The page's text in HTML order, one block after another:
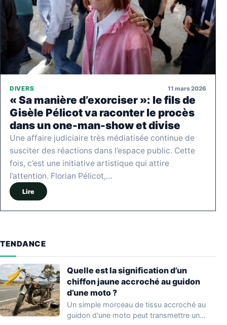
DIVERS 11 mars 2026
« Sa manière d’exorciser »: le fils de
Gisèle Pélicot va raconter le procès
dans un one-man-show et divise
Une affaire judiciaire très médiatisée continue de
susciter des réactions dans l’espace public. Cette
fois, c’est une initiative artistique qui attire
l’attention. Florian Pélicot,…
Lire
TENDANCE
Quelle est la signification d’un
chiffon jaune accroché au guidon
d’une moto ?
Un simple morceau de tissu accroché au
guidon d'une moto peut transmettre un